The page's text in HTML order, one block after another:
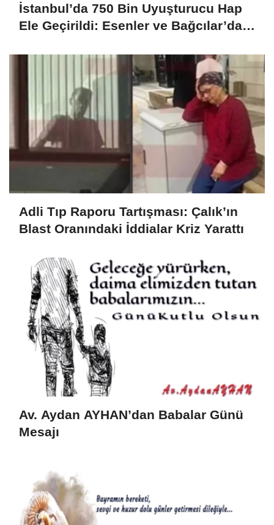
İstanbul’da 750 Bin Uyuşturucu Hap
Ele Geçirildi: Esenler ve Bağcılar’da
Adli Tıp Raporu Tartışması: Çalık’ın
Blast Oranındaki İddialar Kriz Yarattı
Av. Aydan AYHAN’dan Babalar Günü
Mesajı